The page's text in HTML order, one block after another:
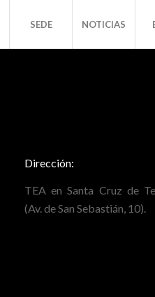
SEDE NOTICIAS
Dirección:
TEA en Santa Cruz de
(Av. de San Sebastián, 10).